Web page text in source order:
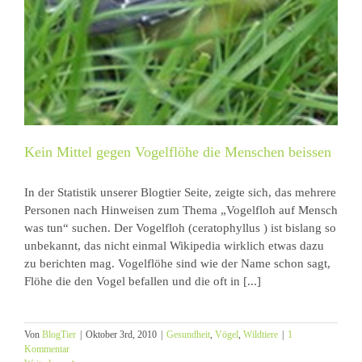
Kein Mittel gegen Vogelflöhe die Menschen beissen
In der Statistik unserer Blogtier Seite, zeigte sich, das mehrere
Personen nach Hinweisen zum Thema „Vogelfloh auf Mensch
was tun“ suchen. Der Vogelfloh (ceratophyllus ) ist bislang so
unbekannt, das nicht einmal Wikipedia wirklich etwas dazu
zu berichten mag. Vogelflöhe sind wie der Name schon sagt,
Flöhe die den Vogel befallen und die oft in [...]
Von BlogTier Oktober 3rd, 2010 Gesundheit, Vögel, Wildtiere
1
Kommentar